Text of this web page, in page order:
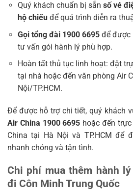
Quý khách chuẩn bị sẵn số vé
hộ chiếuđể quá trình diễn ra
Gọi tổng đài 1900 6695để được
tư vấn gói hành lý phù hợp.
Hoàn tất thủ tục linh hoạt: đặt
tại nhà hoặc đến văn phòng Air
Nội/TP.HCM.
Để được hỗ trợ chi tiết, quý khách
Air China 1900 6695 hoặc đến
China tại Hà Nội và TP.HCM để
nhanh chóng và tận tình.
Chi phí mua thêm hành
đi Côn Minh Trung Quốc